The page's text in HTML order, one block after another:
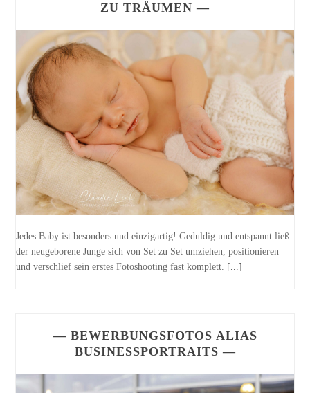
ZU TRÄUMEN —
Jedes Baby ist besonders und einzigartig! Geduldig und entspannt ließ
der neugeborene Junge sich von Set zu Set umziehen, positionieren
und verschlief sein erstes Fotoshooting fast komplett. [...]
— BEWERBUNGSFOTOS ALIAS
BUSINESSPORTRAITS —